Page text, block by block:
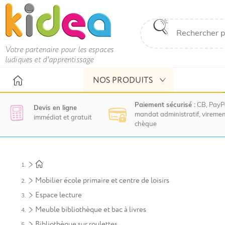
Votre partenaire pour les espaces
ludiques et d'apprentissage
NOS PRODUITS
Devis en ligne
immédiat et gratuit
Paiement sécurisé : CB,
mandat administratif,
chèque
invitons
contacter
le
service
commercial
Mobilier école primaire et centre de loisirs
Espace lecture
Meuble bibliothèque et bac à livres